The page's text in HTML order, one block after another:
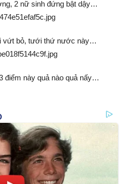
2 nữ sinh đứng bật dậy…
vứt bỏ, tưới thứ nước này…
điểm này quả nào quả nấy…